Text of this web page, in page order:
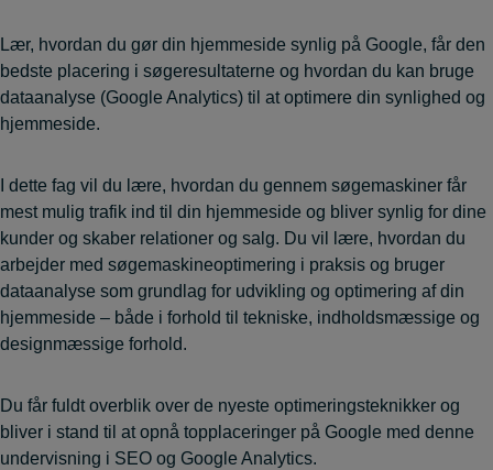
Lær, hvordan du gør din hjemmeside synlig på Google, får den
bedste placering i søgeresultaterne og hvordan du kan bruge
dataanalyse (Google Analytics) til at optimere din synlighed og
hjemmeside.
I dette fag vil du lære, hvordan du gennem søgemaskiner får
mest mulig trafik ind til din hjemmeside og bliver synlig for dine
kunder og skaber relationer og salg. Du vil lære, hvordan du
arbejder med søgemaskineoptimering i praksis og bruger
dataanalyse som grundlag for udvikling og optimering af din
hjemmeside – både i forhold til tekniske, indholdsmæssige og
designmæssige forhold.
Du får fuldt overblik over de nyeste optimeringsteknikker og
bliver i stand til at opnå topplaceringer på Google med denne
undervisning i SEO og Google Analytics.